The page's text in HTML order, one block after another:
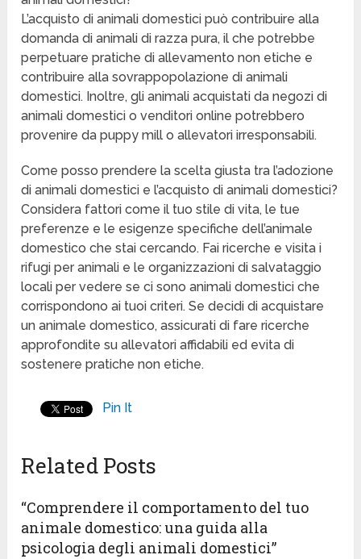
L’acquisto di animali domestici può contribuire alla
domanda di animali di razza pura, il che potrebbe
perpetuare pratiche di allevamento non etiche e
contribuire alla sovrappopolazione di animali
domestici. Inoltre, gli animali acquistati da negozi di
animali domestici o venditori online potrebbero
provenire da puppy mill o allevatori irresponsabili.
Come posso prendere la scelta giusta tra l’adozione
di animali domestici e l’acquisto di animali domestici?
Considera fattori come il tuo stile di vita, le tue
preferenze e le esigenze specifiche dell’animale
domestico che stai cercando. Fai ricerche e visita i
rifugi per animali e le organizzazioni di salvataggio
locali per vedere se ci sono animali domestici che
corrispondono ai tuoi criteri. Se decidi di acquistare
un animale domestico, assicurati di fare ricerche
approfondite su allevatori affidabili ed evita di
sostenere pratiche non etiche.
Pin It
Related Posts
“Comprendere il comportamento del tuo
animale domestico: una guida alla
psicologia degli animali domestici”